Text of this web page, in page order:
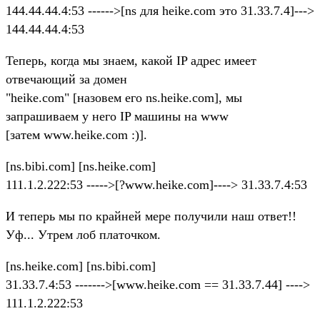
144.44.44.4:53 ------>[ns для heike.com это 31.33.7.4]--->
144.44.44.4:53
Теперь, когда мы знаем, какой IP адрес имеет
отвечающий за домен
"heike.com" [назовем его ns.heike.com], мы
запрашиваем у него IP машины на www
[затем www.heike.com :)].
[ns.bibi.com] [ns.heike.com]
111.1.2.222:53 ----->[?www.heike.com]----> 31.33.7.4:53
И теперь мы по крайней мере получили наш ответ!!
Уф... Утрем лоб платочком.
[ns.heike.com] [ns.bibi.com]
31.33.7.4:53 ------->[www.heike.com == 31.33.7.44] ---->
111.1.2.222:53